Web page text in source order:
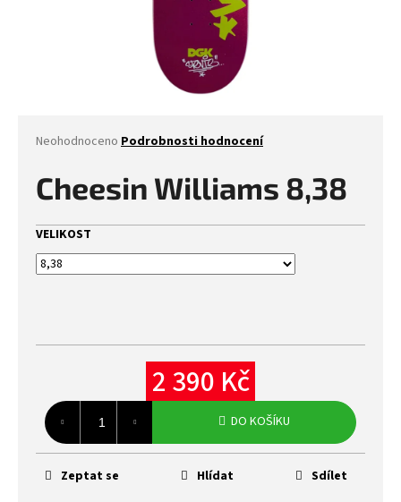
Průměrné
produktu
je
z
5
hvězdiček.
Neohodnoceno Podrobnosti hodnocení
Cheesin Williams 8,38
VELIKOST
2 390 Kč
Měrná
cena:
DO KOŠÍKU
Zeptat se Hlídat Sdílet